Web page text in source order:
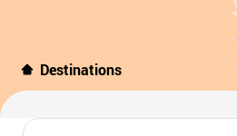
Destinations